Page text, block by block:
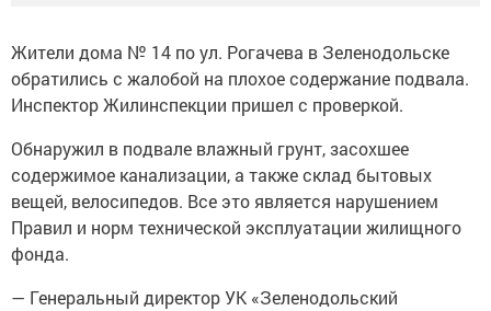
Жители дома № 14 по ул. Рогачева в Зеленодольске
обратились с жалобой на плохое содержание подвала.
Инспектор Жилинспекции пришел с проверкой.
Обнаружил в подвале влажный грунт, засохшее
содержимое канализации, а также склад бытовых
вещей, велосипедов. Все это является нарушением
Правил и норм технической эксплуатации жилищного
фонда.
— Генеральный директор УК «Зеленодольский